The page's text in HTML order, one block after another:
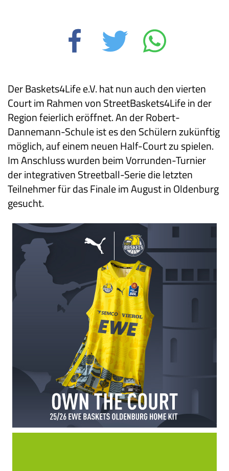
Der Baskets4Life e.V. hat nun auch den vierten
Court im Rahmen von StreetBaskets4Life in der
Region feierlich eröffnet. An der Robert-
Dannemann-Schule ist es den Schülern zukünftig
möglich, auf einem neuen Half-Court zu spielen.
Im Anschluss wurden beim Vorrunden-Turnier
der integrativen Streetball-Serie die letzten
Teilnehmer für das Finale im August in Oldenburg
gesucht.